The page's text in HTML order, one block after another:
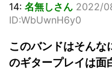
14: 名無しさん 2022/
ID:WbUwnH6y0
このバンドはそんな
のギタープレイは面